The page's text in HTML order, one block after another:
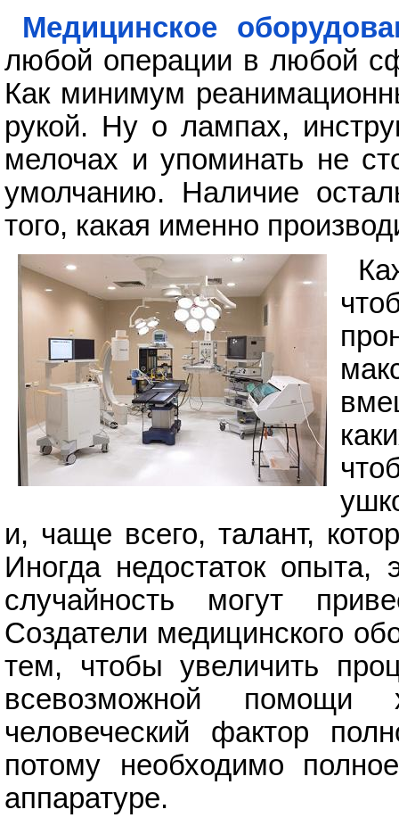
Медицинское
любой операции в любой
Как минимум
рукой. Ну о лампах,
мелочах и упоминать не
умолчанию. Наличие
того, какая именно
и, чаще всего, талант,
Иногда недостаток опыта,
случайность могут
Создатели медицинского
тем, чтобы увеличить
всевозможной помощи
человеческий фактор
потому необходимо
аппаратуре.